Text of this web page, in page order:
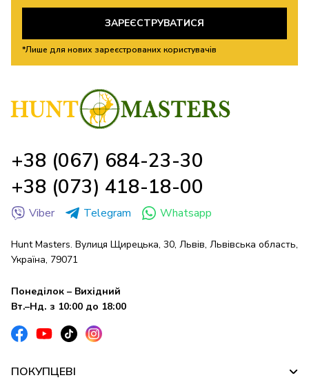
ЗАРЕЄСТРУВАТИСЯ
*Лише для нових зареєстрованих користувачів
+38 (067) 684-23-30
+38 (073) 418-18-00
Viber Telegram Whatsapp
Hunt Masters. Вулиця Щирецька, 30, Львів, Львівська область,
Україна, 79071
Понеділок – Вихідний
Вт.–Нд. з 10:00 до 18:00
ПОКУПЦЕВІ